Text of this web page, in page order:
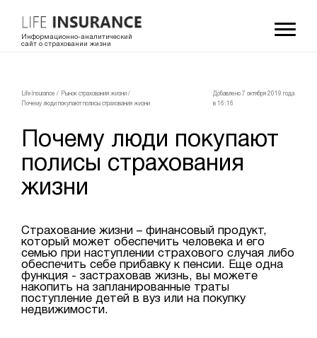
Информационно-аналитический
сайт о страховании жизни
LifeInsurance / Рынок страхования жизни /
Почему люди покупают полисы страхования жизни
Добавлено 7 октября 2019 года
в 16:16
Почему люди покупают
полисы страхования
жизни
Страхование жизни – финансовый продукт,
который может обеспечить человека и его
семью при наступлении страхового случая либо
обеспечить себе прибавку к пенсии. Еще одна
функция - застраховав жизнь, вы можете
накопить на запланированные траты
поступление детей в вуз или на покупку
недвижимости.